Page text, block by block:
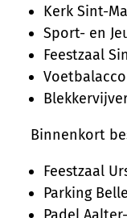
Kerk Sint-
Sport- en
Feestzaal
Binnenkort
Feestzaal
Parking